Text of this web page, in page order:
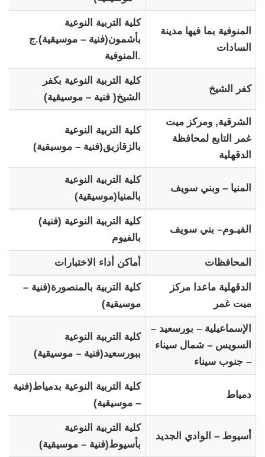
المنوفية بما فيها مدينة
السادات
كلية التربية النوعية
بأشمون(فنية – موسيقية).ج
.المنوفية
كفر الشيخ
كلية التربية النوعية بكفر
الشيخ( فنية – موسيقية)
الشرقية, ومركز ميت
غمر التابع لمحافظة
الدقهلية
كلية التربية النوعية
بالزقازيق(فنية – موسيقية)
المنيا – وبني سويف
كلية التربية النوعية
بالمنيا(موسيقية)
الفيـوم– بني سويف
كلية التربية النوعية (فنية)
بالفيوم
المحافظات أماكن أداء الاختبارات
الدقهلية ماعدا مركز
ميت غمر
كلية التربية بالمنصورة(فنية –
موسيقية)
الإسماعيلية – بورسعيد –
السويس – شمال سيناء
– جنوب سيناء
كلية التربية النوعية
ببورسعيد(فنية – موسيقية)
دمياط
كلية التربية النوعية بدمياط(فنية
– موسيقية)
أسيوط – الوادي الجديد
كلية التربية النوعية
بأسيوط(فنية – موسيقية)